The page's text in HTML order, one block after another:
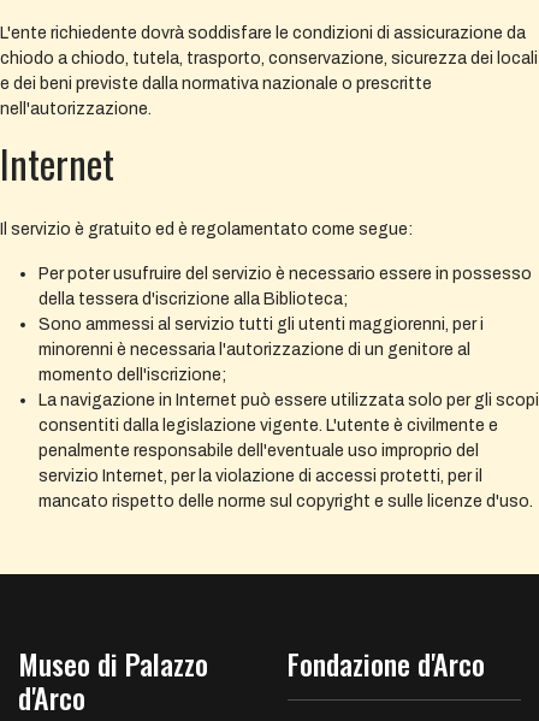
L'ente richiedente dovrà soddisfare le condizioni di assicurazione da
chiodo a chiodo, tutela, trasporto, conservazione, sicurezza dei locali
e dei beni previste dalla normativa nazionale o prescritte
nell'autorizzazione.
Internet
Il servizio è gratuito ed è regolamentato come segue:
Per poter usufruire del servizio è necessario essere in possesso
della tessera d'iscrizione alla Biblioteca;
Sono ammessi al servizio tutti gli utenti maggiorenni, per i
minorenni è necessaria l'autorizzazione di un genitore al
momento dell'iscrizione;
La navigazione in Internet può essere utilizzata solo per gli scopi
consentiti dalla legislazione vigente. L'utente è civilmente e
penalmente responsabile dell'eventuale uso improprio del
servizio Internet, per la violazione di accessi protetti, per il
mancato rispetto delle norme sul copyright e sulle licenze d'uso.
Museo di Palazzo
d'Arco
Fondazione d'Arco